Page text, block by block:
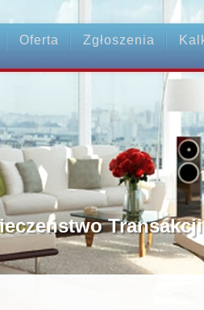
Oferta Zgłoszenia
OC